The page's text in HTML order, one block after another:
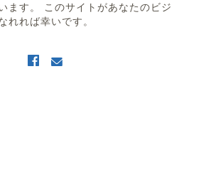
ます。 このサイトがあなたのビジ
れれば幸いです。